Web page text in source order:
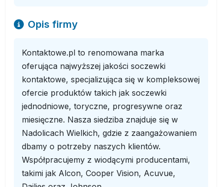
Opis firmy
Kontaktowe.pl to renomowana marka
oferująca najwyższej jakości soczewki
kontaktowe, specjalizująca się w kompleksowej
ofercie produktów takich jak soczewki
jednodniowe, toryczne, progresywne oraz
miesięczne. Nasza siedziba znajduje się w
Nadolicach Wielkich, gdzie z zaangażowaniem
dbamy o potrzeby naszych klientów.
Współpracujemy z wiodącymi producentami,
takimi jak Alcon, Cooper Vision, Acuvue,